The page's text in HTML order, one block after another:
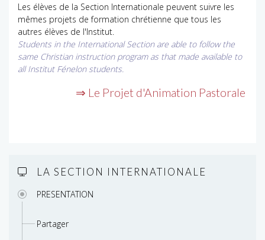
Les élèves de la Section Internationale peuvent suivre les
mêmes projets de formation chrétienne que tous les
autres élèves de l'Institut.
Students in the International Section are able to follow the
same Christian instruction program as that made available to
all Institut Fénelon students.
⇒ Le Projet d'Animation Pastorale
LA SECTION INTERNATIONALE
PRESENTATION
Partager